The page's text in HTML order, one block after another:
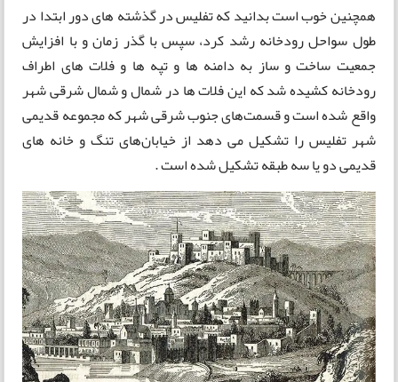
همچنین خوب است بدانید که تفلیس در گذشته‌ های دور ابتدا در
طول سواحل رودخانه رشد کرد، سپس با گذر زمان و با افزایش
جمعیت ساخت و ساز به دامنه‌ ها و تپه‌ ها و فلات های اطراف
رودخانه کشیده شد که این فلات‌ ها در شمال و شمال شرقی شهر
واقع شده ‌است و قسمت‌های جنوب شرقی شهر که مجموعه قدیمی
شهر تفلیس را تشکیل می‌ دهد از خیابان‌های تنگ و خانه‌ های
قدیمی دو یا سه طبقه تشکیل شده است .